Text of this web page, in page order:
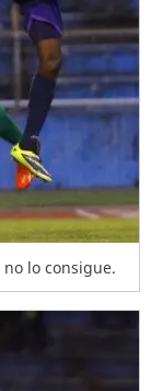
lo consigue.